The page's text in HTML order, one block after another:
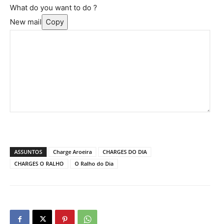
What do you want to do ?
New mail Copy
ASSUNTOS Charge Aroeira
CHARGES DO DIA
CHARGES O RALHO
O Ralho do Dia